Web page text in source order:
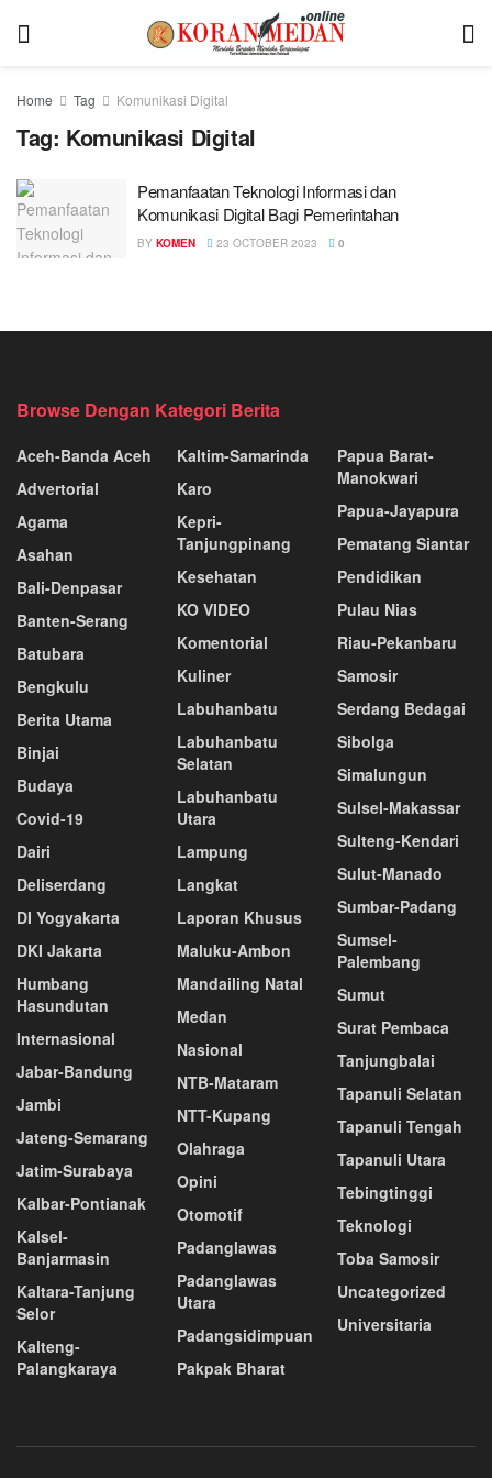
Home Tag Komunikasi Digital
Tag: Komunikasi Digital
Pemanfaatan Teknologi Informasi dan
Komunikasi Digital Bagi Pemerintahan
BY KOMEN 23 OCTOBER 2023 0
Browse Dengan Kategori Berita
Aceh-Banda Aceh
Advertorial
Agama
Asahan
Bali-Denpasar
Banten-Serang
Batubara
Bengkulu
Berita Utama
Binjai
Budaya
Covid-19
Dairi
Deliserdang
DI Yogyakarta
DKI Jakarta
Humbang
Hasundutan
Internasional
Jabar-Bandung
Jambi
Jateng-Semarang
Jatim-Surabaya
Kalbar-Pontianak
Kalsel-
Banjarmasin
Kaltara-Tanjung
Selor
Kalteng-
Palangkaraya
Kaltim-Samarinda
Karo
Kepri-
Tanjungpinang
Kesehatan
KO VIDEO
Komentorial
Kuliner
Labuhanbatu
Labuhanbatu
Selatan
Labuhanbatu
Utara
Lampung
Langkat
Laporan Khusus
Maluku-Ambon
Mandailing Natal
Medan
Nasional
NTB-Mataram
NTT-Kupang
Olahraga
Opini
Otomotif
Padanglawas
Padanglawas
Utara
Padangsidimpuan
Pakpak Bharat
Papua Barat-
Manokwari
Papua-Jayapura
Pematang Siantar
Pendidikan
Pulau Nias
Riau-Pekanbaru
Samosir
Serdang Bedagai
Sibolga
Simalungun
Sulsel-Makassar
Sulteng-Kendari
Sulut-Manado
Sumbar-Padang
Sumsel-
Palembang
Sumut
Surat Pembaca
Tanjungbalai
Tapanuli Selatan
Tapanuli Tengah
Tapanuli Utara
Tebingtinggi
Teknologi
Toba Samosir
Uncategorized
Universitaria